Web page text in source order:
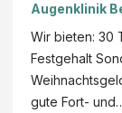
Augenklinik
Wir bieten: 30
Festgehalt
gute Fort-